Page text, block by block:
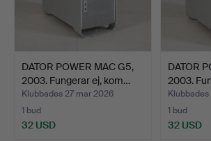
DATOR POWER MAC G5,
2003. Fungerar ej, kom…
Klubbades 27 mar 2026
1 bud
32 USD
DATOR
2003.
1 bud
32 USD